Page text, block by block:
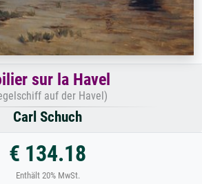
sur la Havel
auf der Havel)
Carl Schuch
€ 134.18
Enthält 20% MwSt.